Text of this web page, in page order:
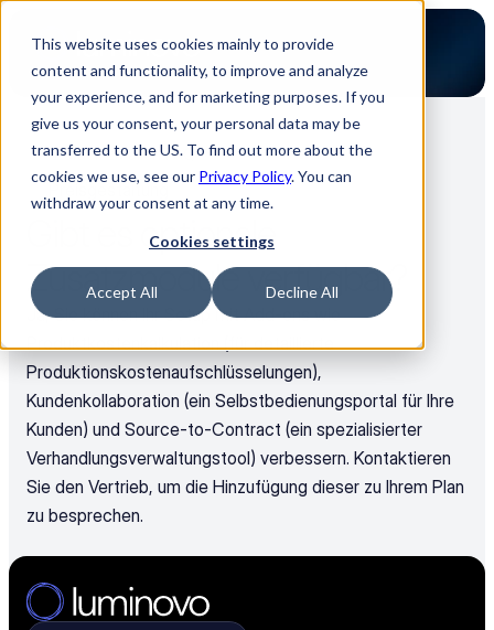
This website uses cookies mainly to provide
content and functionality, to improve and analyze
your experience, and for marketing purposes. If you
give us your consent, your personal data may be
transferred to the US. To find out more about the
cookies we use, see our Privacy Policy. You can
withdraw your consent at any time.
Cookies settings
Accept All Decline All
Zurück zu allen FAQ
Preisgestaltung
Gibt es optionale
Zusatzmodule verfügbar?
Ja, Sie können Ihr Setup mit Add-ons wie
Produktkostenkalkulation (für detaillierte
Produktionskostenaufschlüsselungen),
Kundenkollaboration (ein Selbstbedienungsportal für Ihre
Kunden) und Source-to-Contract (ein spezialisierter
Verhandlungsverwaltungstool) verbessern. Kontaktieren
Sie den Vertrieb, um die Hinzufügung dieser zu Ihrem Plan
zu besprechen.